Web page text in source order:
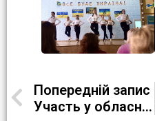
Попередній запис
Участь у обласному заході «Нам все під силу»